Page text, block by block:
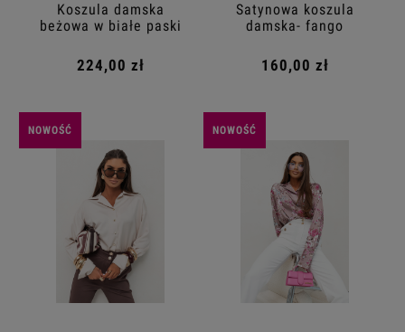
Koszula damska
beżowa w białe paski
224,00 zł
Satynowa koszula
damska- fango
160,00 zł
NOWOŚĆ NOWOŚĆ